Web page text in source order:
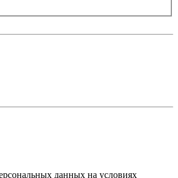
данных на условиях